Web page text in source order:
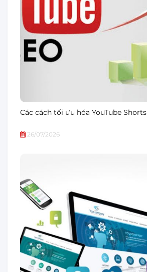
Các cách tối ưu hóa YouTube Shorts
26/07/2026